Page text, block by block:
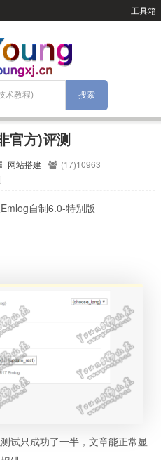
工具箱
官方)评测
网站搭建
(17)10963
自制6.0-特别版
试只成功了一半，文章能正常显